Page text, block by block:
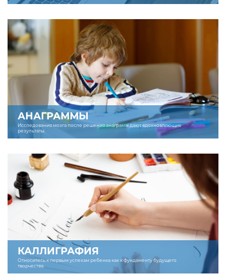
АНАГРАММЫ
Исследования мозга после решения анаграмм дают вдохновляющие
результаты.
КАЛЛИГРАФИЯ
Относитесь к первым успехам ребенка как к фундаменту будущего
творчества.